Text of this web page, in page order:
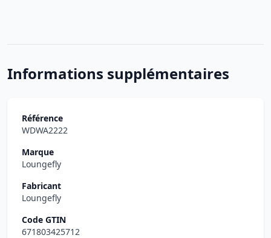
Informations supplémentaires
Référence
WDWA2222
Marque
Loungefly
Fabricant
Loungefly
Code GTIN
671803425712